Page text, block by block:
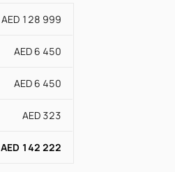
AED 128 999
AED 6 450
AED 6 450
AED 323
AED 142 222